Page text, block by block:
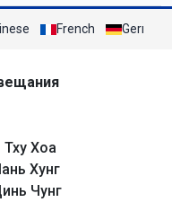
French German
Тху Хоа
Хунг
Чунг